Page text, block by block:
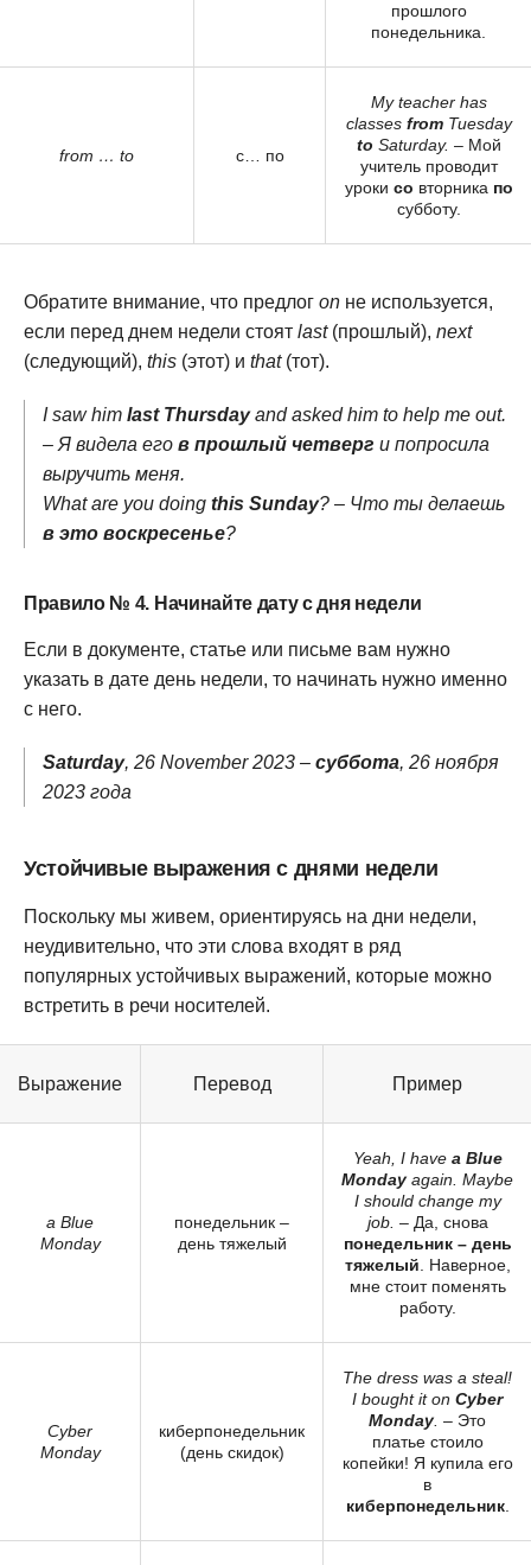
прошлого
понедельника.
from … to с… по
My teacher has
classes fromTuesday
to Saturday. – Мой
учитель проводит
уроки со вторника по
субботу.
Обратите внимание, что предлог on не используется,
если перед днем недели стоят last(прошлый), next
(следующий), this (этот) и that(тот).
I saw him last Thursdayand asked him to help me out.
– Я видела его в прошлый четверг и попросила
выручить меня.
What are you doing this Sunday? – Что ты делаешь
в это воскресенье?
Правило № 4. Начинайте дату с дня недели
Если в документе, статье или письме вам нужно
указать в дате день недели, то начинать нужно именно
с него.
Saturday, 26 November 2023 – суббота, 26 ноября
2023 года
Устойчивые выражения с днями недели
Поскольку мы живем, ориентируясь на дни недели,
неудивительно, что эти слова входят в ряд
популярных устойчивых выражений, которые можно
встретить в речи носителей.
Выражение Перевод Пример
a Blue
Monday
понедельник –
день тяжелый
Yeah, I have a Blue
Monday again. Maybe
I should change my
job. – Да, снова
понедельник – день
тяжелый . Наверное,
мне стоит поменять
работу.
Cyber
Monday
киберпонедельник
(день скидок)
The dress was a steal!
I bought it on Cyber
Monday – Это
платье стоило
копейки! Я купила его
в
киберпонедельник.